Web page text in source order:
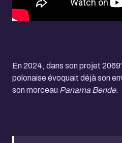
En 2024, dans son projet
polonaise évoquait déjà son
son morceau Panama Bende.